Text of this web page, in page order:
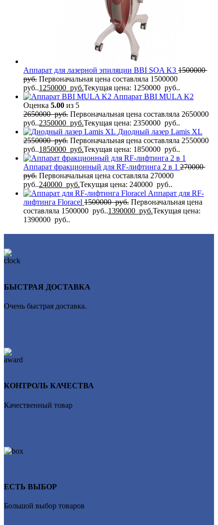
Аппарат для лазерной эпиляции BBI SOA K3 1500000
руб. Первоначальная цена составляла 1500000
руб..1250000 руб.Текущая цена: 1250000 руб..
Аппарат BBI MULA K2
Оценка 5.00 из 5
2650000руб. Первоначальная цена составляла 2650000
руб..2350000 руб.Текущая цена: 2350000 руб..
Диодный лазер Lamis XL
2550000руб. Первоначальная цена составляла 2550000
руб..1850000 руб.Текущая цена: 1850000 руб..
Аппарат фракционный для RF-лифтинга 2 в 1 270000
руб. Первоначальная цена составляла 270000
руб..240000 руб.Текущая цена: 240000 руб..
Аппарат для RF-
лифтинга Flоrасеl 1500000руб. Первоначальная цена
составляла 1500000 руб..1390000 руб.Текущая цена:
1390000 руб..
БЫСТРАЯ ДОСТАВКА
Очень быстрая доставка.
КОНТРОЛЬ КАЧЕСТВА
Качественный товар
ЕСТЬ ВЫБОР
Большой выбор товаров